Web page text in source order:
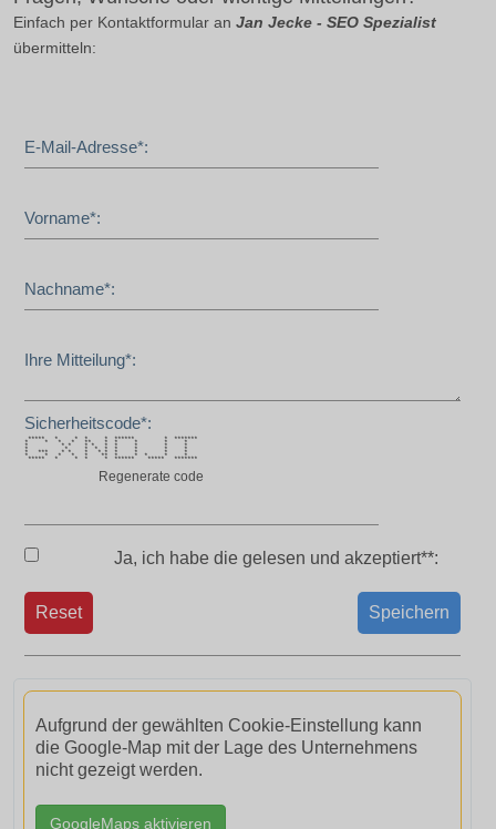
Einfach per Kontaktformular an Jan Jecke - SEO Spezialist
übermitteln:
E-Mail-Adresse*:
Vorname*:
Nachname*:
Ihre Mitteilung*:
Sicherheitscode*:
***** * * * * ****** * *******
* * * * ** * * * * *
* * * * * * * * * *
* * * * * * * * *
* *** * * * * * * * * *
* * * * * ** * * * * *
***** * * * * ****** ***** *******
Regenerate code
Ja, ich habe die gelesen und akzeptiert**:
Speichern
Reset
Aufgrund der gewählten Cookie-Einstellung kann
die Google-Map mit der Lage des Unternehmens
nicht gezeigt werden.
GoogleMaps aktivieren